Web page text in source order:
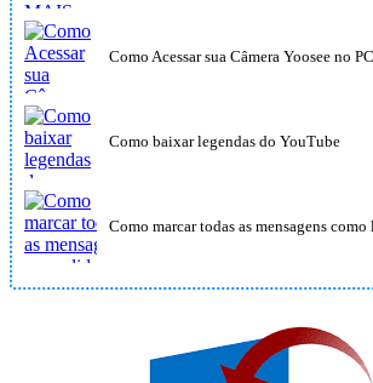
Como Acessar sua Câmera Yoosee no PC
Como baixar legendas do YouTube
Como marcar todas as mensagens